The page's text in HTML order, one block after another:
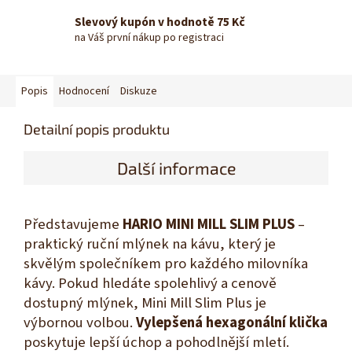
Slevový kupón v hodnotě 75 Kč
na Váš první nákup po registraci
Popis Hodnocení Diskuze
Detailní popis produktu
Další informace
Představujeme HARIO MINI MILL SLIM PLUS–
praktický ruční mlýnek na kávu, který je
skvělým společníkem pro každého milovníka
kávy. Pokud hledáte spolehlivý a cenově
dostupný mlýnek, Mini Mill Slim Plus je
výbornou volbou.Vylepšená hexagonální klička
poskytuje lepší úchop a pohodlnější mletí.